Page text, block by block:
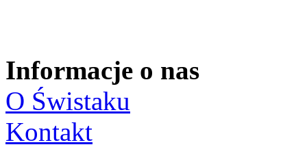
Informacje o nas
O Świstaku
Kontakt